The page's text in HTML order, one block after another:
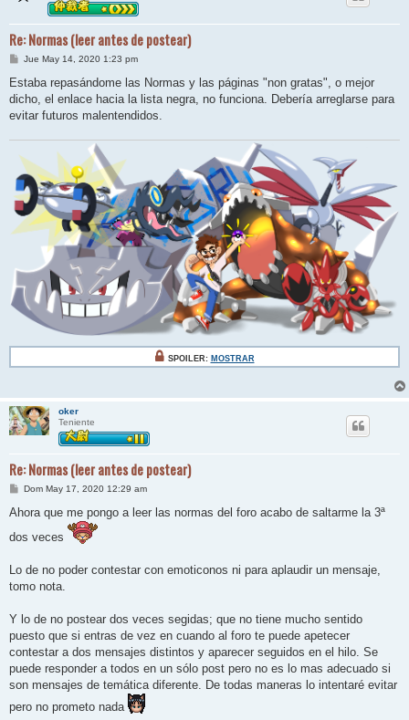
Re: Normas (leer antes de postear)
M
n
a
j
Jue May 14, 2020 1:23 pm
Estaba repasándome las Normas y las páginas "non gratas", o mejor
dicho, el enlace hacia la lista negra, no funciona. Debería arreglarse para
evitar futuros malentendidos.
SPOILER: MOSTRAR
oker
Teniente
Re: Normas (leer antes de postear)
M
n
j
Dom May 17, 2020 12:29 am
Ahora que me pongo a leer las normas del foro acabo de saltarme la 3ª
dos veces
Lo de no poder contestar con emoticonos ni para aplaudir un mensaje,
tomo nota.
Y lo de no postear dos veces segidas; que no tiene mucho sentido
puesto que si entras de vez en cuando al foro te puede apetecer
contestar a dos mensajes distintos y aparecer seguidos en el hilo. Se
puede responder a todos en un sólo post pero no es lo mas adecuado si
son mensajes de temática diferente. De todas maneras lo intentaré evitar
pero no prometo nada